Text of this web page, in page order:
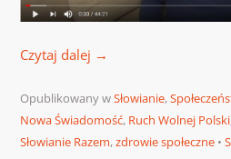
Czytaj dalej →
Opublikowany wSłowianie,
Nowa Świadomość, Ruch Wolnej Polski
Słowianie Razem,zdrowie społeczne